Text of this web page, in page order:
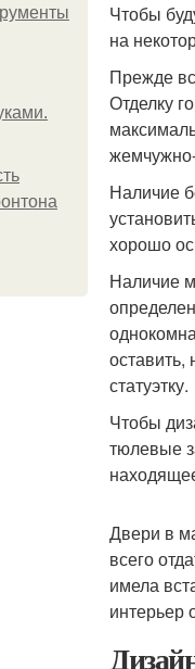
Чтобы
на
Прежде
Отделку
Наличие
хорошо
Наличие
статуэтку.
Чтобы
тюлевые
Двери в
всего
имела
интерьер